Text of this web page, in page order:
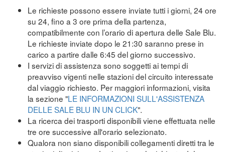
Le richieste possono essere inviate tutti i giorni, 24 ore
su 24, fino a 3 ore prima della partenza,
compatibilmente con l’orario di apertura delle Sale Blu.
Le richieste inviate dopo le 21:30 saranno prese in
carico a partire dalle 6:45 del giorno successivo.
I servizi di assistenza sono soggetti ai tempi di
preavviso vigenti nelle stazioni del circuito interessate
dal viaggio richiesto. Per maggiori informazioni, visita
la sezione "LE INFORMAZIONI SULL'ASSISTENZA
DELLE SALE BLU IN UN CLICK".
La ricerca dei trasporti disponibili viene effettuata nelle
tre ore successive all'orario selezionato.
Qualora non siano disponibili collegamenti diretti tra le